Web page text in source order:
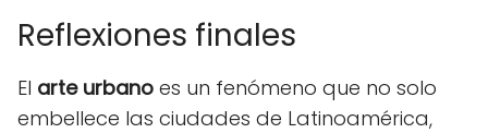
Reflexiones finales
El arte urbano es un fenómeno que no solo
embellece las ciudades de Latinoamérica,